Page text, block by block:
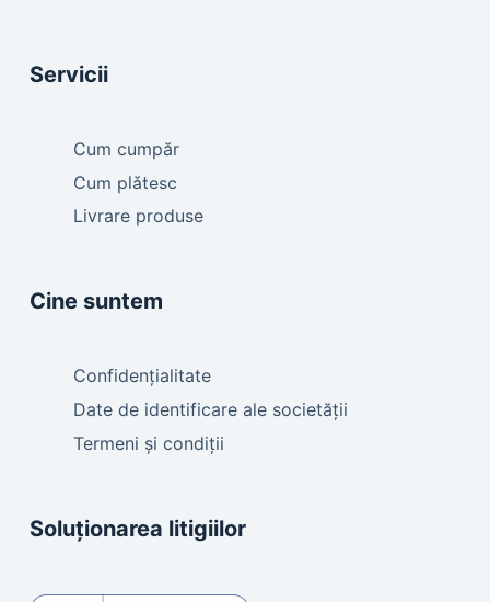
Servicii
Cum cumpăr
Cum plătesc
Livrare produse
Cine suntem
Confidențialitate
Date de identificare ale societății
Termeni și condiții
Soluționarea litigiilor